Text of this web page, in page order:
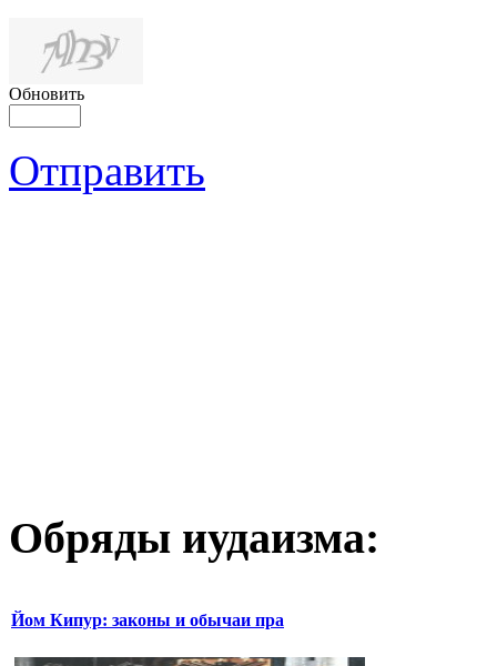
Обновить
Отправить
Обряды иудаизма:
Йом Кипур: законы и обычаи пра